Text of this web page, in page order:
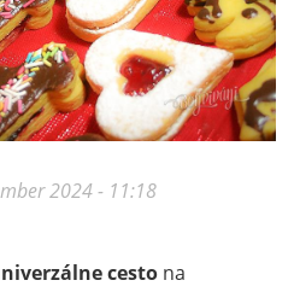
2024 - 11:18
cesto na